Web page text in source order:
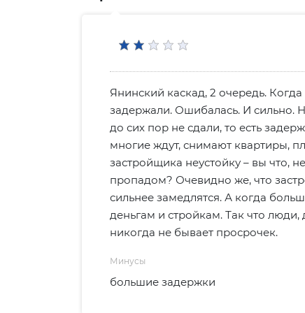
Янинский каскад, 2 очередь.
задержали. Ошибалась. И сильно.
до сих пор не сдали, то есть
многие ждут, снимают квартиры,
застройщика неустойку – вы что,
пропадом? Очевидно же, что
сильнее замедлятся. А когда
деньгам и стройкам. Так что
никогда не бывает просрочек.
Минусы
большие задержки